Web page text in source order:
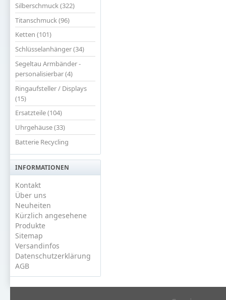
Silberschmuck (322)
Titanschmuck (96)
Ketten (101)
Schlüsselanhänger (34)
Segeltau Armbänder -
personalisierbar (4)
Ringaufsteller / Displays
(15)
Ersatzteile (104)
Uhrgehäuse (33)
Batterie Recycling
INFORMATIONEN
Kontakt
Über uns
Neuheiten
Kürzlich angesehene
Produkte
Sitemap
Versandinfos
Datenschutzerklärung
AGB